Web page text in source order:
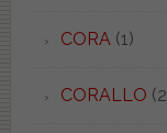
CORA(1)
CORALLO